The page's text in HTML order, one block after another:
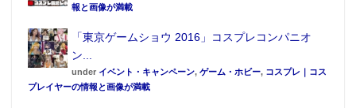
▲公式サイトより転載。
報と画像が満載
「東京ゲームショウ 2016」コスプレコンパニオ
ン...
under イベント・キャンペーン, ゲーム・ホビー, コスプレ｜コス
プレイヤーの情報と画像が満載